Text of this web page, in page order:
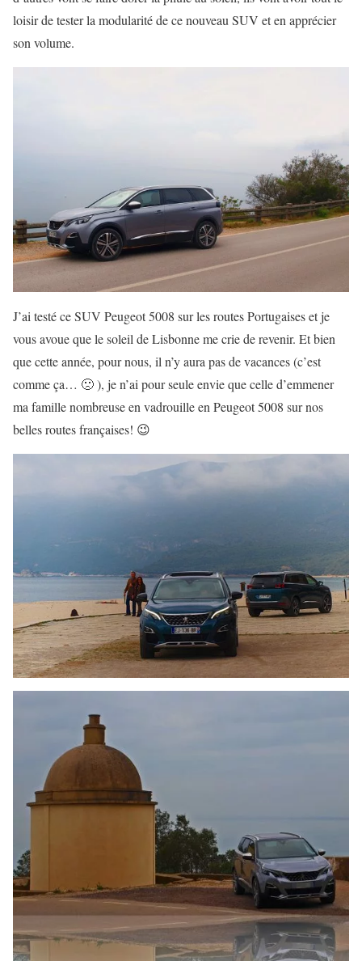
loisir de tester lamodularitéde ce nouveau SUV et en apprécier
son volume.
J’ai testé ce SUV Peugeot 5008 sur les routes Portugaises et je
vous avoue que le soleil de Lisbonne me crie de revenir. Et bien
que cette année, pour nous, il n’y aura pas de vacances (c’est
comme ça… 🙁 ), je n’ai pour seule envie que celle d’emmener
ma famille nombreuse en vadrouille en Peugeot 5008 sur nos
belles routes françaises! 😉